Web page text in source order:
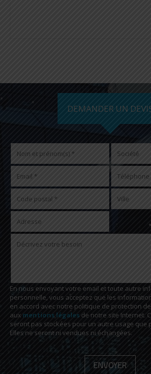
DEMANDER UN
En nous envoyant votre email et toute autre
personnelle, vous acceptez que les
en accord avec notre politique de protection
aux mentions légales de notre site Internet.
seront pas stockées pour un autre usage que
Elles ne seront ni vendues ni échangées.